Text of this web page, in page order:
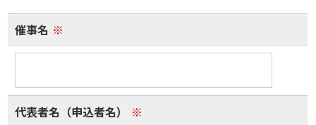
催事名 ※
代表者名（申込者名） ※